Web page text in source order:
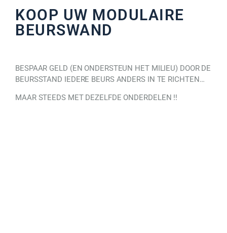
KOOP UW MODULAIRE
BEURSWAND
BESPAAR GELD (EN ONDERSTEUN HET MILIEU) DOOR DE
BEURSSTAND IEDERE BEURS ANDERS IN TE RICHTEN…
MAAR STEEDS MET DEZELFDE ONDERDELEN !!